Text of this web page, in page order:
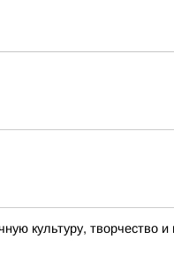
культуру, творчество и